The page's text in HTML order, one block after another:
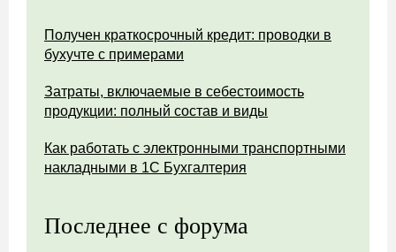
Получен краткосрочный кредит: проводки в
бухучте с примерами
Затраты, включаемые в себестоимость
продукции: полный состав и виды
Как работать с электронными транспортными
накладными в 1С Бухгалтерия
Последнее с форума